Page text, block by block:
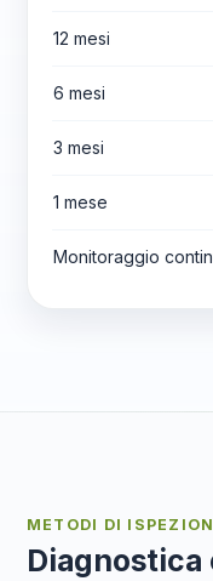
12 mesi
6 mesi
3 mesi
1 mese
Monitoraggio
METODI DI
Diagnostica